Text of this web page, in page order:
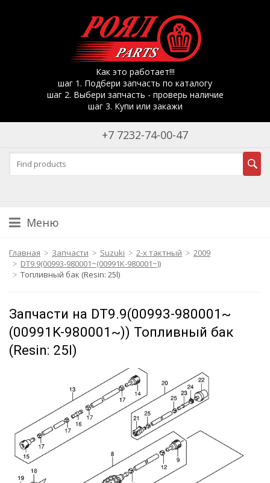
Как это работает!!!
шаг 1. Подбери запчасть по каталогу
шаг 2. Выбери запчасть - проверь наличие
шаг 3. Купи или закажи
+7 7232-74-00-47
Меню
Главная Запчасти Suzuki 2-х тактный
2009
DT9.9(00993-980001~(00991K-980001~))
Топливный бак (Resin: 25l)
Запчасти на DT9.9(00993-980001~
(00991K-980001~)) Топливный бак
(Resin: 25l)